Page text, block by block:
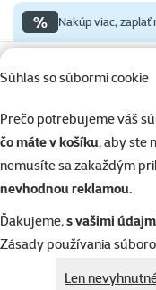
Súhlas so súbormi cookie
Prečo potrebujeme váš
čo máte v košíku, aby ste
nemusíte sa zakaždým
nevhodnou reklamou.
Ďakujeme,s vašimi
Zásady používania
Len
% Nakúp viac, zaplať
Skladom
od
💥 Výpredaj